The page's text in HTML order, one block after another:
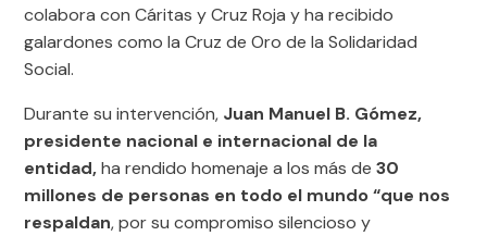
colabora con Cáritas y Cruz Roja y ha recibido
galardones como la Cruz de Oro de la Solidaridad
Social.
Durante su intervención, Juan Manuel B. Gómez,
presidente nacional e internacional de la
entidad,ha rendido homenaje a los más de30
millones de personas en todo el mundo “que nos
respaldan, por su compromiso silencioso y